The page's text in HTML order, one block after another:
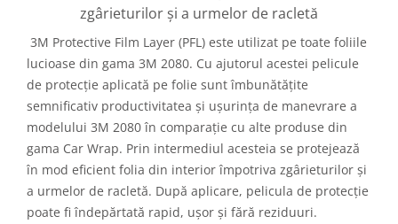
zgârieturilor și a urmelor de racletă
3M Protective Film Layer (PFL) este utilizat pe toate foliile
lucioase din gama 3M 2080. Cu ajutorul acestei pelicule
de protecție aplicată pe folie sunt îmbunătățite
semnificativ productivitatea și ușurința de manevrare a
modelului 3M 2080 în comparație cu alte produse din
gama Car Wrap. Prin intermediul acesteia se protejează
în mod eficient folia din interior împotriva zgârieturilor și
a urmelor de racletă. După aplicare, pelicula de protecție
poate fi îndepărtată rapid, ușor și fără reziduuri.